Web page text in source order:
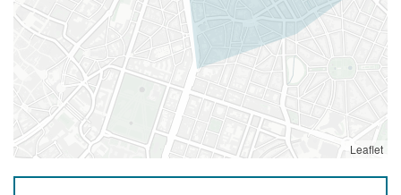
Leaflet